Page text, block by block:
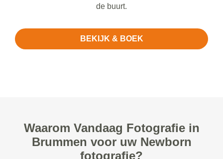
de buurt.
BEKIJK & BOEK
Waarom Vandaag Fotografie in
Brummen voor uw Newborn
fotografie?